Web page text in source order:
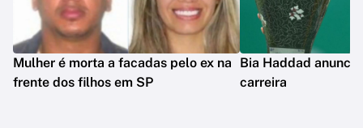
Mulher é morta a facadas pelo ex na
frente dos filhos em SP
Bia Haddad
carreira